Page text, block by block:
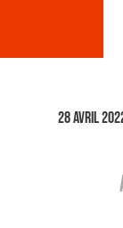
28 avril